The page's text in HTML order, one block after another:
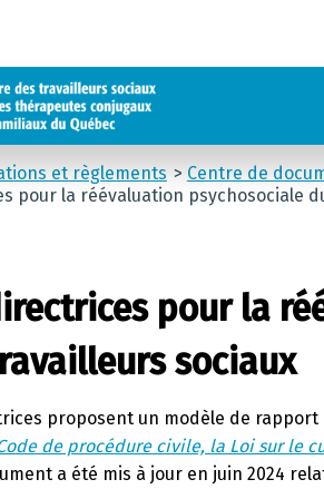
et règlements
Centre de
pour la réévaluation psychosociale
pour la
sociaux
proposent un modèle de
de procédure civile, la Loi sur le
a été mis à jour en juin 2024